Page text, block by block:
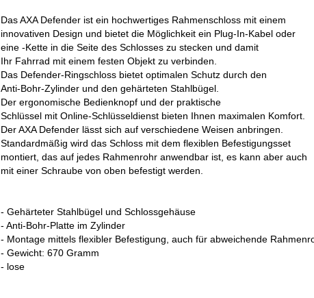
Das AXA Defender ist ein hochwertiges Rahmenschloss mit einem
innovativen Design und bietet die Möglichkeit ein Plug-In-Kabel oder
eine -Kette in die Seite des Schlosses zu stecken und damit
Ihr Fahrrad mit einem festen Objekt zu verbinden.
Das Defender-Ringschloss bietet optimalen Schutz durch den
Anti-Bohr-Zylinder und den gehärteten Stahlbügel.
Der ergonomische Bedienknopf und der praktische
Schlüssel mit Online-Schlüsseldienst bieten Ihnen maximalen Komfort.
Der AXA Defender lässt sich auf verschiedene Weisen anbringen.
Standardmäßig wird das Schloss mit dem flexiblen Befestigungsset
montiert, das auf jedes Rahmenrohr anwendbar ist, es kann aber auch
mit einer Schraube von oben befestigt werden.
- Gehärteter Stahlbügel und Schlossgehäuse
- Anti-Bohr-Platte im Zylinder
- Montage mittels flexibler Befestigung, auch für abweichende
- Gewicht: 670 Gramm
- lose